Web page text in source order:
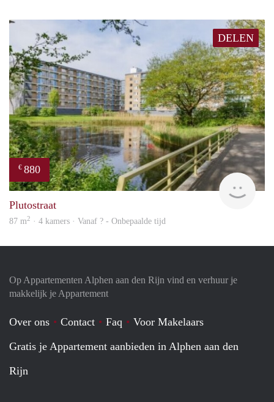
DELEN
€ 880
Plutostraat
87 m2 · 4 kamers · Vanaf ? - Onbepaalde tijd
Op Appartementen Alphen aan den Rijn vind en verhuur je
makkelijk je Appartement
Over ons Contact Faq
Voor Makelaars
Gratis je Appartement aanbieden in Alphen aan den
Rijn